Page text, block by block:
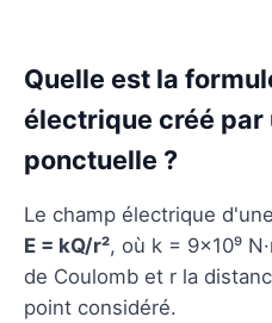
Quelle est la
électrique créé par
ponctuelle ?
Le champ électrique
E = kQ/r², où k = 9×10⁹
de Coulomb et r la
point considéré.